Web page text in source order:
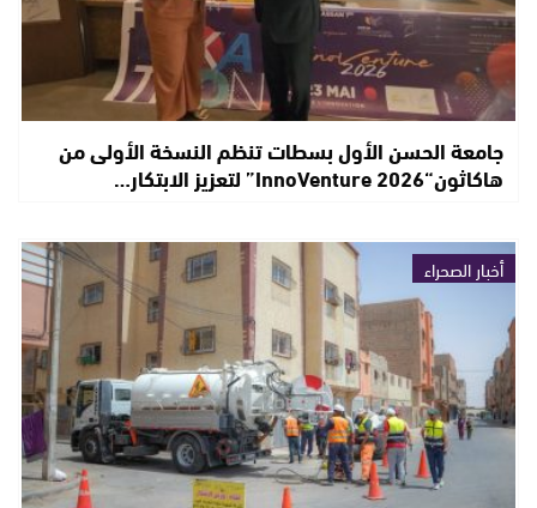
جامعة الحسن الأول بسطات تنظم النسخة الأولى من
هاكاثون“InnoVenture 2026” لتعزيز الابتكار…
أخبار الصحراء